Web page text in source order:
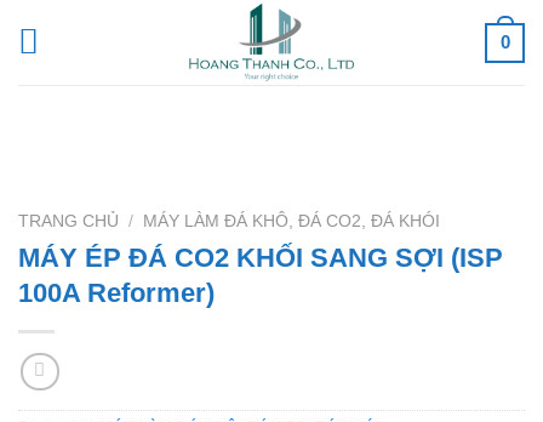
0
TRANG CHỦ / MÁY LÀM ĐÁ KHÔ, ĐÁ CO2, ĐÁ KHÓI
MÁY ÉP ĐÁ CO2 KHỐI SANG SỢI (ISP
100A Reformer)